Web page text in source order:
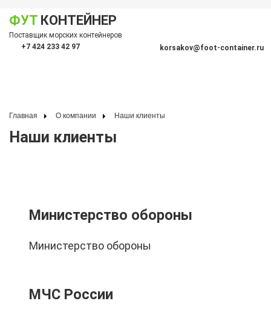
ФУТ КОНТЕЙНЕР
Поставщик морских контейнеров
+7 424 233 42 97
korsakov@foot-container.ru
Главная О компании Наши клиенты
Наши клиенты
Министерство обороны
Министерство обороны
МЧС России
меню